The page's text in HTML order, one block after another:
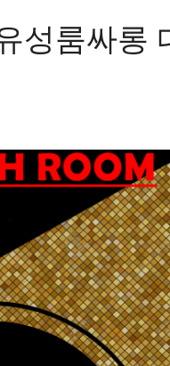
성룸싸롱